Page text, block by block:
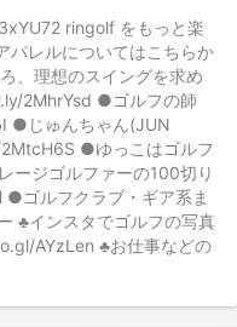
ringolf をもっと楽
パレルについてはこちらか
、理想のスイングを求め
2MhrYsd ●ゴルフの師
●じゅんちゃん(JUN
●ゆっこはゴルフ
ジゴルファーの100切り
ゴルフクラブ・ギア系ま
♣インスタでゴルフの写真
AYzLen ♣お仕事などの